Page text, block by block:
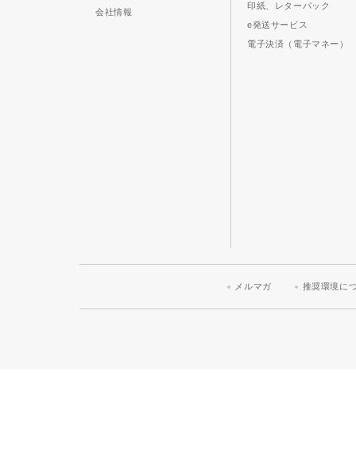
会社情報
印紙、レターパック
e発送サービス
電子決済（電子マネー）
メルマガ 推奨環境に